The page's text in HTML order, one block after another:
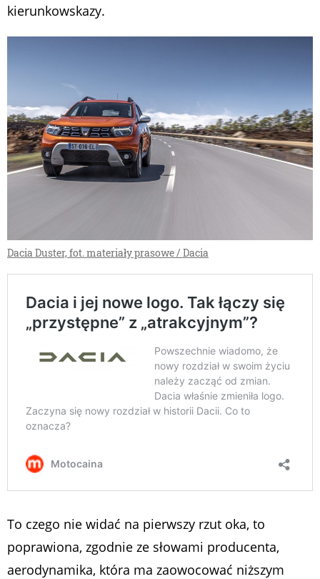
kierunkowskazy.
Dacia Duster, fot. materiały prasowe / Dacia
To czego nie widać na pierwszy rzut oka, to
poprawiona, zgodnie ze słowami producenta,
aerodynamika, która ma zaowocować niższym